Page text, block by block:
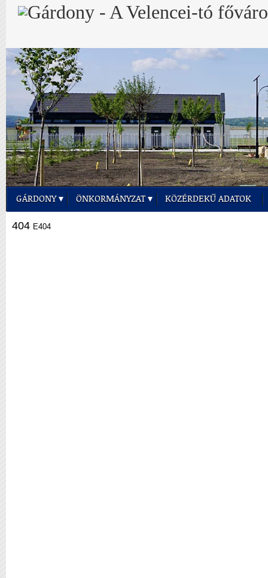
GÁRDONY ÖNKORMÁNYZAT KÖZÉRDEKŰ ADATOK
404 E404